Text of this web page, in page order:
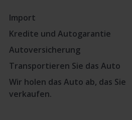
Import
Kredite und Autogarantie
Autoversicherung
Transportieren Sie das Auto
Wir holen das Auto ab, das Sie
verkaufen.